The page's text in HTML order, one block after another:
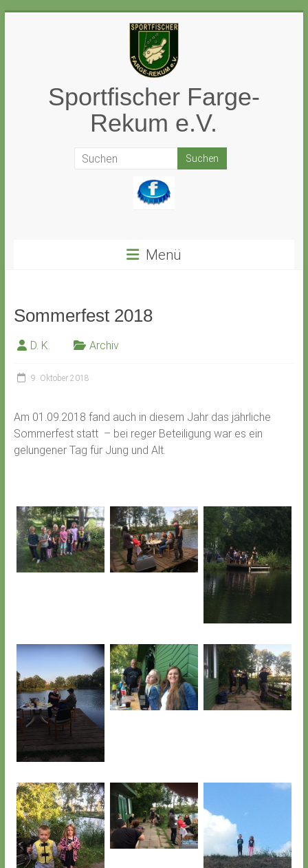
Sportfischer Farge-
Rekum e.V.
Menü
Sommerfest 2018
D. K. Archiv
9. Oktober 2018
Am 01.09.2018 fand auch in diesem Jahr das jährliche
Sommerfest statt – bei reger Beteiligung war es ein
gelungener Tag für Jung und Alt.